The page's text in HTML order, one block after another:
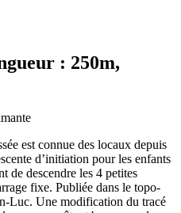
: 250m,
est connue des locaux depuis
d’initiation pour les enfants
de descendre les 4 petites
fixe. Publiée dans le topo-
Luc. Une modification du tracé